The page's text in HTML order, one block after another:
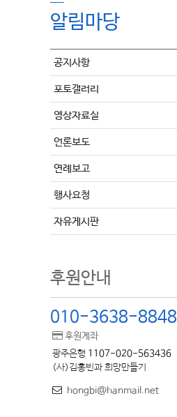
알림마당
공지사항
포토갤러리
영상자료실
언론보도
연례보고
행사요청
자유게시판
후원안내
010-3638-8848
후원계좌
광주은행 1107-020-563436
(사)김홍빈과 희망만들기
hongbi@hanmail.net